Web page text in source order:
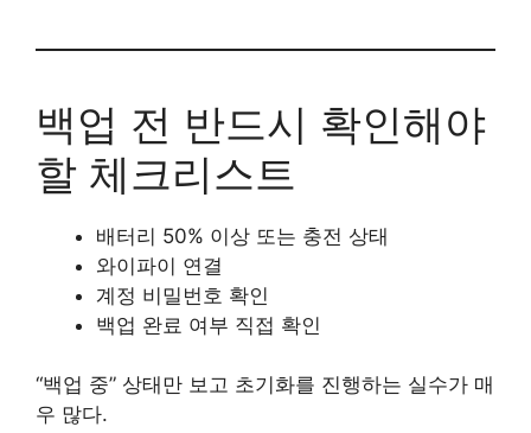
백업 전 반드시 확인해야
할 체크리스트
배터리 50% 이상 또는 충전 상태
와이파이 연결
계정 비밀번호 확인
백업 완료 여부 직접 확인
“백업 중” 상태만 보고 초기화를 진행하는 실수가 매
우 많다.